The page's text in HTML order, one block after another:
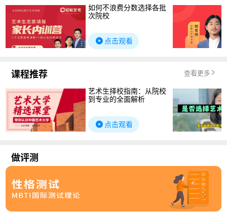
如何不浪费分数选择各批
次院校
点击观看
课程推荐 查看更多
艺术生择校指南：从院校
到专业的全面解析
点击观看
做评测